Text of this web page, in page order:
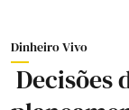
Dinheiro Vivo
Decisões